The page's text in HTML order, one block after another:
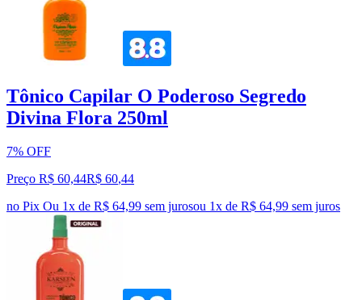
Tônico Capilar O Poderoso Segredo
Divina Flora 250ml
7% OFF
Preço R$ 60,44R$ 60,44
no Pix Ou 1x de R$ 64,99 sem jurosou 1x de R$ 64,99 sem juros